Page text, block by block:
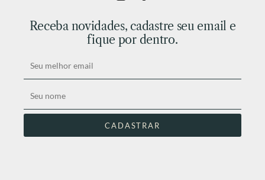
Receba novidades, cadastre seu email e
fique por dentro.